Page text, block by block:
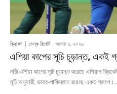
ক্রিকেট ডেস্ক রিপোর্ট - আগস্ট ৬, ২০২৬
এশিয়া কাপের সূচি চূড়ান্ত, একই
নারী এশিয়া কাপের সূচি চূড়ান্ত করেছে এশিয়ান
সূচি অনুযায়ী, ভারত-পাকিস্তান রয়েছে একই